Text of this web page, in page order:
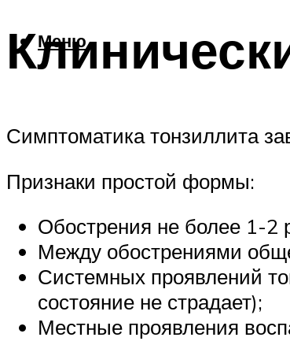
Меню
Симптоматика тонзиллита
Признаки простой формы:
Обострения не более 1-2
Между обострениями
Системных проявлений
состояние не страдает);
Местные проявления